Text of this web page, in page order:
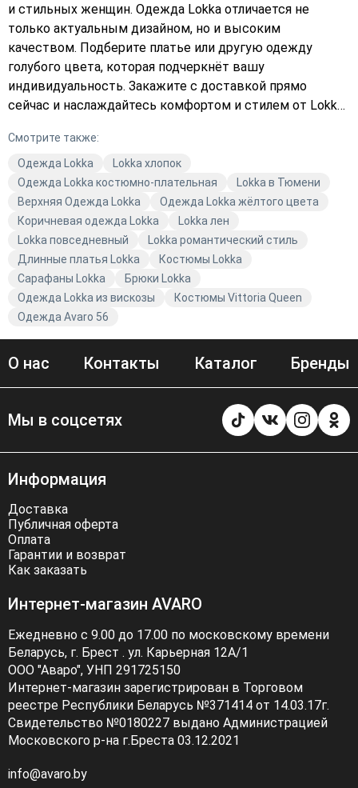
и стильных женщин. Одежда Lokka отличается не
только актуальным дизайном, но и высоким
качеством. Подберите платье или другую одежду
голубого цвета, которая подчеркнёт вашу
индивидуальность. Закажите с доставкой прямо
сейчас и наслаждайтесь комфортом и стилем от Lokka.
идеально подходит.
Смотрите также:
Одежда Lokka
Lokka хлопок
Одежда Lokka костюмно-плательная
Lokka в Тюмени
Верхняя Одежда Lokka
Одежда Lokka жёлтого цвета
Коричневая одежда Lokka
Lokka лен
Lokka повседневный
Lokka романтический стиль
Длинные платья Lokka
Костюмы Lokka
Сарафаны Lokka
Брюки Lokka
Одежда Lokka из вискозы
Костюмы Vittoria Queen
Одежда Avaro 56
О нас Контакты Каталог Бренды
Мы в соцсетях
Информация
Доставка
Публичная оферта
Оплата
Гарантии и возврат
Как заказать
Интернет-магазин AVARO
Ежедневно с 9.00 до 17.00 по московскому времени
Беларусь, г. Брест . ул. Карьерная 12А/1
ООО "Аваро", УНП 291725150
Интернет-магазин зарегистрирован в Торговом
реестре Республики Беларусь №371414 от 14.03.17г.
Свидетельство №0180227 выдано Администрацией
Московского р-на г.Бреста 03.12.2021
info@avaro.by